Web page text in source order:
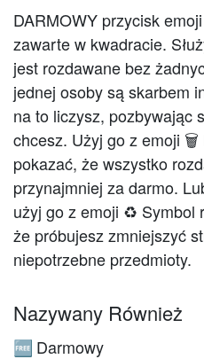
DARMOWY przycisk emoji
zawarte w kwadracie.
jest rozdawane bez
jednej osoby są skarbem
na to liczysz, pozbywając
chcesz. Użyj go z emoji 🗑️
pokazać, że wszystko
przynajmniej za darmo.
użyj go z emoji ♻️ Symbol
że próbujesz zmniejszyć
niepotrzebne przedmioty.
Nazywany Również
🆓 Darmowy